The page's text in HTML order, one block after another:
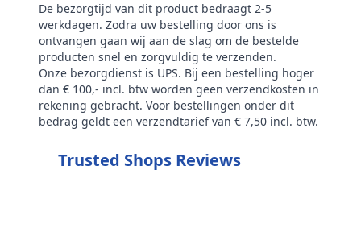
De bezorgtijd van dit product bedraagt 2-5
werkdagen. Zodra uw bestelling door ons is
ontvangen gaan wij aan de slag om de bestelde
producten snel en zorgvuldig te verzenden.
Onze bezorgdienst is UPS. Bij een bestelling hoger
dan € 100,- incl. btw worden geen verzendkosten in
rekening gebracht. Voor bestellingen onder dit
bedrag geldt een verzendtarief van € 7,50 incl. btw.
Trusted Shops Reviews